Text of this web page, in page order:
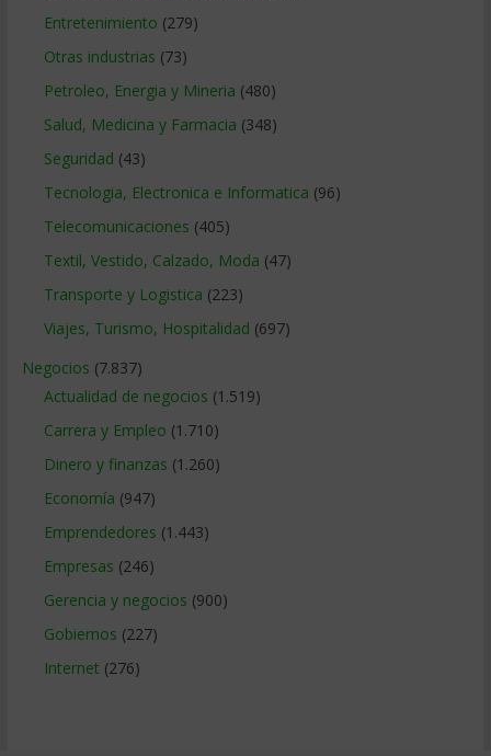
Entretenimiento (279)
Otras industrias (73)
Petroleo, Energia y Mineria (480)
Salud, Medicina y Farmacia (348)
Seguridad (43)
Tecnologia, Electronica e Informatica (96)
Telecomunicaciones (405)
Textil, Vestido, Calzado, Moda (47)
Transporte y Logistica (223)
Viajes, Turismo, Hospitalidad (697)
Negocios (7.837)
Actualidad de negocios (1.519)
Carrera y Empleo (1.710)
Dinero y finanzas (1.260)
Economía (947)
Emprendedores (1.443)
Empresas (246)
Gerencia y negocios (900)
Gobiernos (227)
Internet (276)